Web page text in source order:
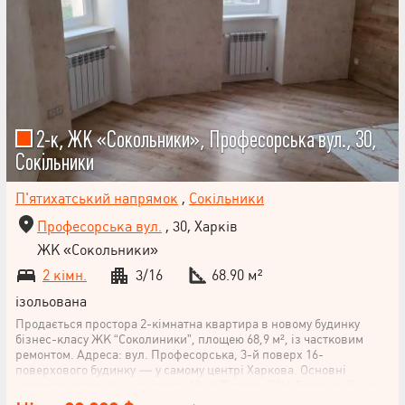
2-к, ЖК «Сокольники», Професорська вул., 30,
Сокільники
П'ятихатський напрямок , Сокільники
Професорська вул. , 30, Харків
ЖК «Сокольники»
2 кімн.
3/16
68.90 м²
ізольована
Продається простора 2-кімнатна квартира в новому будинку
бізнес-класу ЖК “Соколиники”, площею 68,9 м², із частковим
ремонтом. Адреса: вул. Професорська, 3-й поверх 16-
поверхового будинку — у самому центрі Харкова. Основні
класу Сучасне, продумане планування Два ліфти —